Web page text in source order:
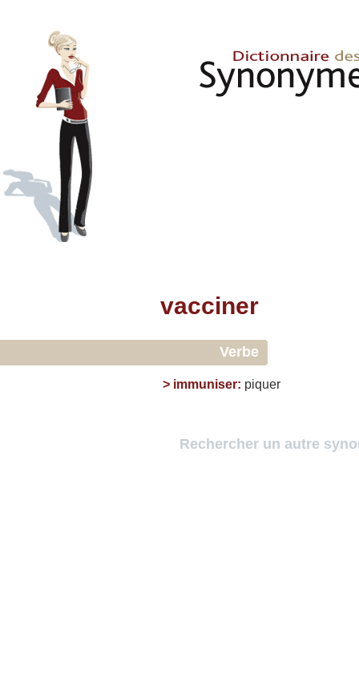
vacciner
Verbe
> immuniser: piquer
Rechercher un autre